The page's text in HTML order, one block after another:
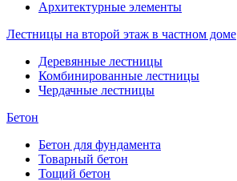
Архитектурные элементы
Лестницы на второй этаж в частном доме
Деревянные лестницы
Комбинированные лестницы
Чердачные лестницы
Бетон
Бетон для фундамента
Товарный бетон
Тощий бетон